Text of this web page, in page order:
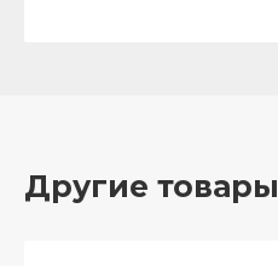
Другие товары